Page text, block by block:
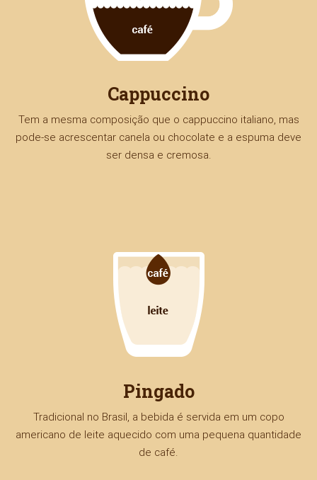
Cappuccino
Tem a mesma composição que o cappuccino italiano, mas
pode-se acrescentar canela ou chocolate e a espuma deve
ser densa e cremosa.
Pingado
Tradicional no Brasil, a bebida é servida em um copo
americano de leite aquecido com uma pequena quantidade
de café.